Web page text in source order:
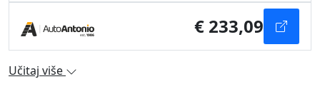
€ 233,09
Učitaj više